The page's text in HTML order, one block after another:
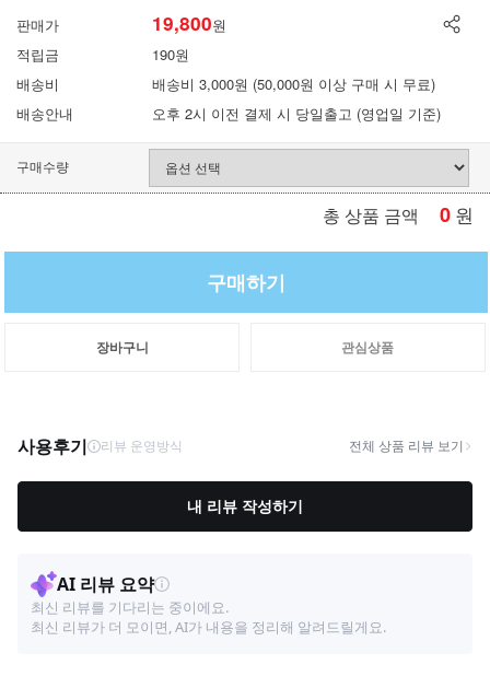
판매가 19,800원
적립금
190원
배송비
배송비 3,000원 (50,000원 이상 구매 시 무료)
배송안내
오후 2시 이전 결제 시 당일출고 (영업일 기준)
구매수량
총 상품 금액 0 원
구매하기
장바구니 관심상품